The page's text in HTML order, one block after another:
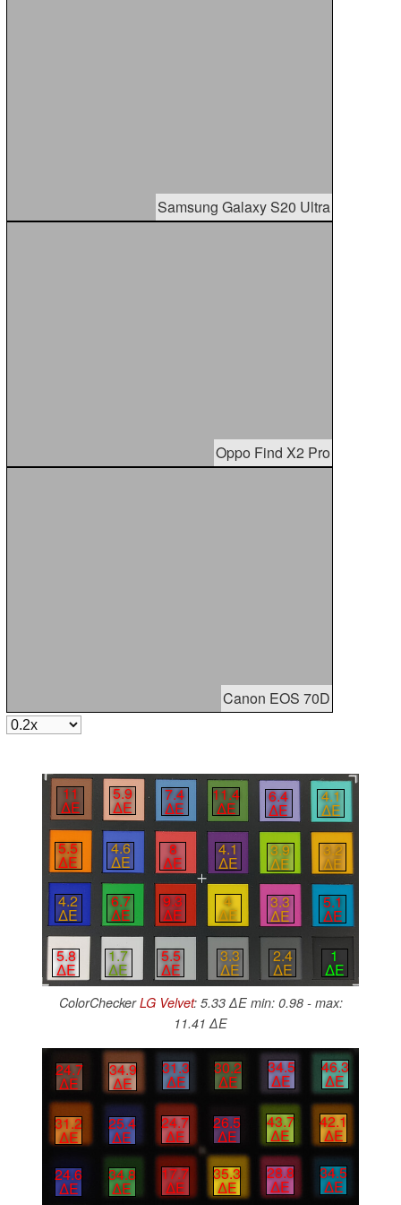
Samsung Galaxy S20 Ultra
Oppo Find X2 Pro
Canon EOS 70D
11
∆E
5.9
∆E
7.4
∆E
11.4
∆E
6.4
∆E
4.1
∆E
5.5
∆E
4.6
∆E
8
∆E
4.1
∆E
3.9
∆E
3.2
∆E
4.2
∆E
6.7
∆E
9.3
∆E
4
∆E
3.3
∆E
5.1
∆E
5.8
∆E
1.7
∆E
5.5
∆E
3.3
∆E
2.4
∆E
1
∆E
ColorCheckerLG Velvet: 5.33 ∆E min: 0.98 - max:
11.41 ∆E
24.7
∆E
34.9
∆E
31.3
∆E
30.2
∆E
34.5
∆E
46.3
∆E
31.2
∆E
25.4
∆E
24.7
∆E
26.5
∆E
43.7
∆E
42.1
∆E
24.6
∆E
34.8
∆E
17.7
∆E
35.3
∆E
28.8
∆E
34.5
∆E